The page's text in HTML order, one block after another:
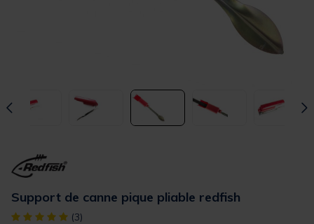
Support de canne pique pliable redfish
[object Object] out of 5 Customer Rating
(3)